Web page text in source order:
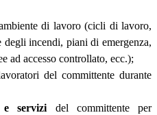
di lavoro (cicli di lavoro,
incendi, piani di emergenza,
ad accesso controllato, ecc.);
del committente durante
servizi del committente per